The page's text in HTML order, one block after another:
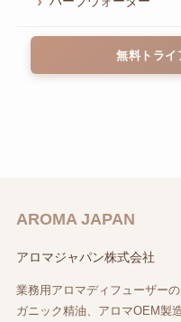
無料トライ
AROMA JAPAN
アロマジャパン株式会社
業務用アロマディフューザー
ガニック精油、アロマOEM製